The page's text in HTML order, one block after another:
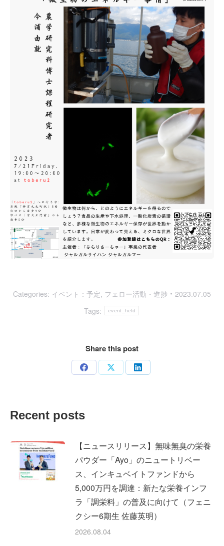
Categories: イベント：予定, フェロー活動・進捗
2023.07.05
Tags:
event_held
Share this post
Share Share Share
Recent posts
【ニュースリリース】無味無臭の栄養
パウダー「Ayo」のニュートリベー
ス、インキュベイトファンドから
5,000万円を調達：新たな栄養インフ
ラ「調栄料」の普及に向けて（フェニ
クシー6期生 佐藤英明）
2026.08.04